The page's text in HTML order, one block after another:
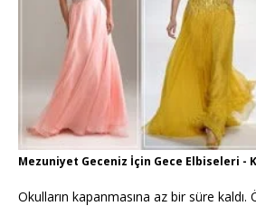
Mezuniyet Geceniz İçin Gece Elbiseleri -
Okulların kapanmasına az bir süre kaldı.